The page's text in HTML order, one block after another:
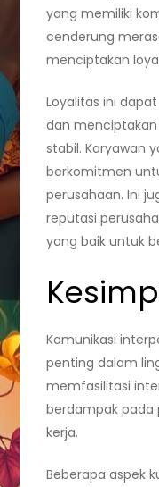
yang memiliki
cenderung
menciptakan
Loyalitas ini
dan menciptakan
stabil. Karyawan
berkomitmen
perusahaan. Ini
reputasi
yang baik untuk
Komunikasi
penting dalam
memfasilitasi
berdampak pada
kerja.
Beberapa aspek